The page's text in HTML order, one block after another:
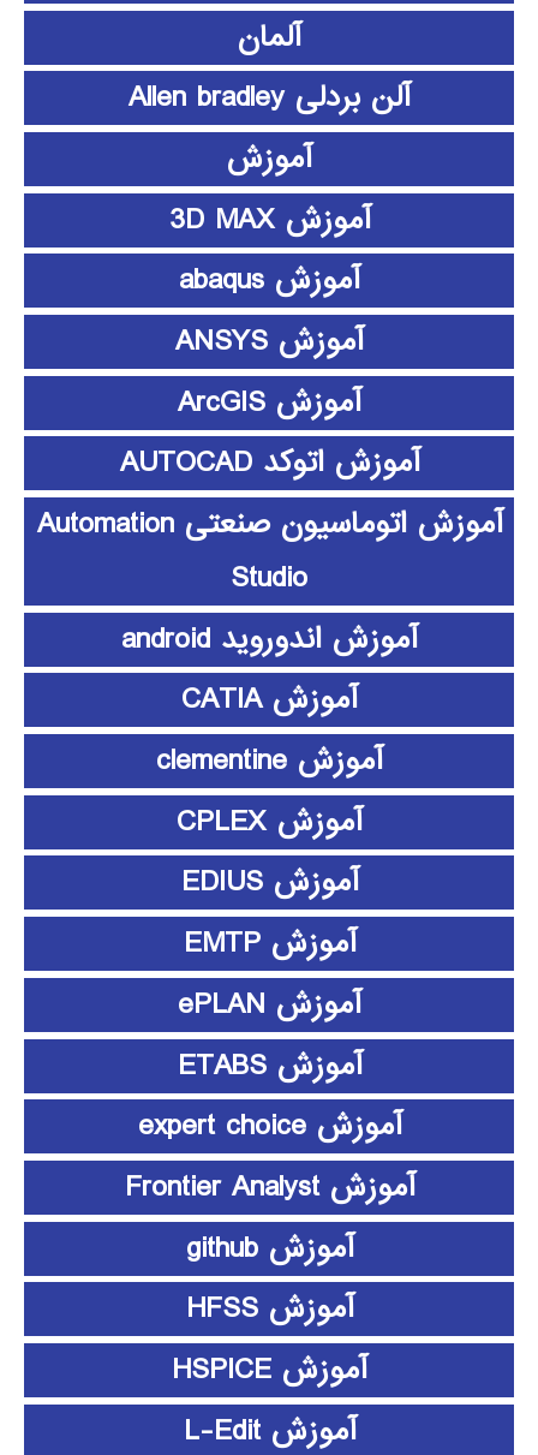
آلمان
آلن بردلی Allen bradley
آموزش
آموزش 3D MAX
آموزش abaqus
آموزش ANSYS
آموزش ArcGIS
آموزش اتوکد AUTOCAD
آموزش اتوماسیون صنعتی Automation
Studio
آموزش اندوروید android
آموزش CATIA
آموزش clementine
آموزش CPLEX
آموزش EDIUS
آموزش EMTP
آموزش ePLAN
آموزش ETABS
آموزش expert choice
آموزش Frontier Analyst
آموزش github
آموزش HFSS
آموزش HSPICE
آموزش L-Edit